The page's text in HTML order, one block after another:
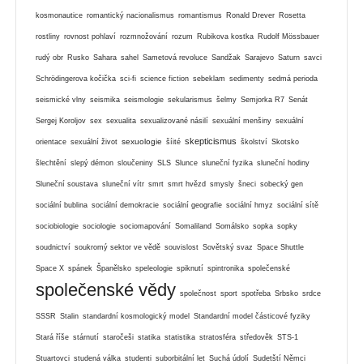
kosmonautice romantický nacionalismus romantismus Ronald Drever Rosetta
rostliny rovnost pohlaví rozmnožování rozum Rubikova kostka Rudolf Mössbauer
rudý obr Rusko Sahara sahel Sametová revoluce Sandžak Sarajevo Saturn savci
Schrödingerova kočička sci-fi science fiction sebeklam sedimenty sedmá perioda
seismické vlny seismika seismologie sekularismus šelmy Semjorka R7 Senát
Sergej Koroljov sex sexualita sexualizované násilí sexuální menšiny sexuální
orientace sexuální život sexuologie šíité skepticismus školství Skotsko
šlechtění slepý démon sloučeniny SLS Slunce sluneční fyzika sluneční hodiny
Sluneční soustava sluneční vítr smrt smrt hvězd smysly šneci sobecký gen
sociální bublina sociální demokracie sociální geografie sociální hmyz sociální sítě
sociobiologie sociologie sociomapování Somaliland Somálsko sopka sopky
soudnictví soukromý sektor ve vědě souvislost Sovětský svaz Space Shuttle
Space X spánek Španělsko speleologie spiknutí spintronika společenské
společenské vědy společnost sport spotřeba Srbsko srdce
SSSR Stalin standardní kosmologický model Standardní model částicové fyziky
Stará říše stárnutí staročeši statika statistika stratosféra středověk STS-1
Stuartovci studená válka studenti suborbitální let Suchá údolí Sudetští Němci